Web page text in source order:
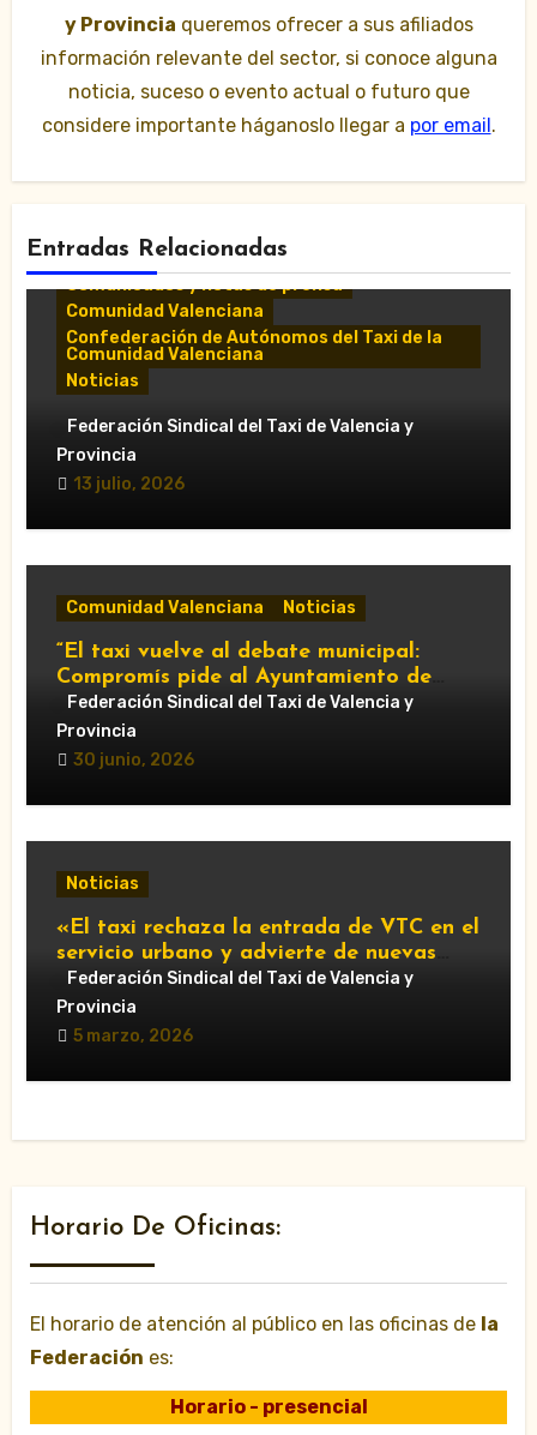
y Provincia queremos ofrecer a sus afiliados
información relevante del sector, si conoce alguna
noticia, suceso o evento actual o futuro que
considere importante háganoslo llegar a por email.
Entradas Relacionadas
Comunicados y notas de prensa
Comunidad Valenciana
Confederación de Autónomos del Taxi de la
Comunidad Valenciana
Noticias
«El taxi de Alicante muestra su
desánimo tras una reunión “infructuosa”
con la Conselleria por el Decreto Ley
5/2026»
Federación Sindical del Taxi de Valencia y
Provincia
13 julio, 2026
Comunidad Valenciana Noticias
“El taxi vuelve al debate municipal:
Compromís pide al Ayuntamiento de
València que respalde al sector y
reclame cambios en la regulación de las
VTC.”
Federación Sindical del Taxi de Valencia y
Provincia
30 junio, 2026
Noticias
«El taxi rechaza la entrada de VTC en el
servicio urbano y advierte de nuevas
movilizaciones»
Federación Sindical del Taxi de Valencia y
Provincia
5 marzo, 2026
Horario De Oficinas:
El horario de atención al público en las oficinas de la
Federación es:
Horario - presencial